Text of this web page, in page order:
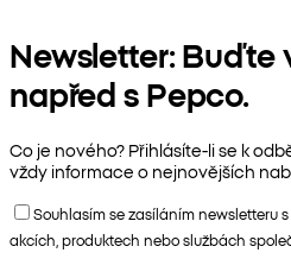
Newsletter: Buďte
napřed s Pepco.
Co je nového? Přihlásíte-li se k
vždy informace o nejnovějších
Souhlasím se zasíláním newsletteru
akcích, produktech nebo službách